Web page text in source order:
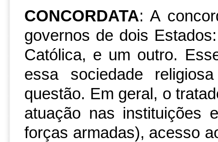
CONCORDATA: A
governos de dois
Católica, e um outro.
essa sociedade
questão. Em geral, o
atuação nas instituições
forças armadas), acesso